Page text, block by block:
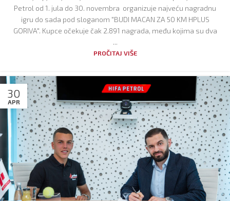
Petrol od 1. jula do 30. novembra organizuje najveću nagradnu
igru do sada pod sloganom "BUDI MACAN ZA 50 KM HPLUS
GORIVA". Kupce očekuje čak 2.891 nagrada, među kojima su dva
...
PROČITAJ VIŠE
30
APR